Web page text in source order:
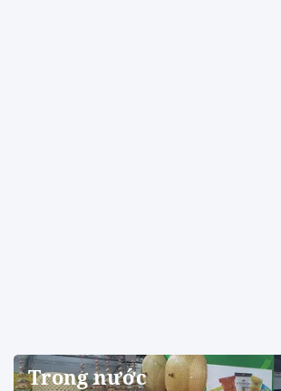
Trong nước